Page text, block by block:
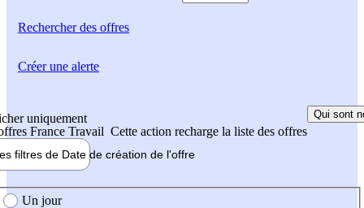
Rechercherdes offres
uniquement
France Travail Cette action recharge la liste des offres
Qui sont
filtres de Date de création de l'offre
création de l'offre
Un jour
Créer une alerte